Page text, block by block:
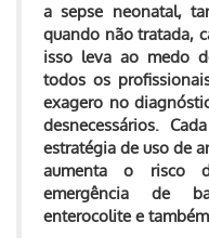
a sepse neonatal,
quando não tratada,
isso leva ao medo
todos os
exagero no
desnecessários.
estratégia de uso de
aumenta o risco
emergência de
enterocolite e